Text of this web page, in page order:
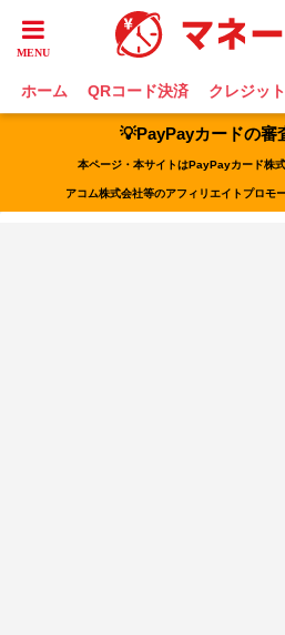
ホーム QRコード決済 クレジッ
💡PayPayカードの審
本ページ・本サイトはPayPayカード株
アコム株式会社等のアフィリエイトプロモ